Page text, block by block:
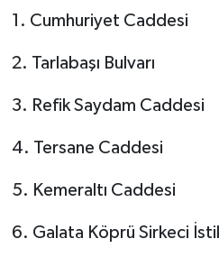
1. Cumhuriyet Caddesi
2. Tarlabaşı Bulvarı
3. Refik Saydam Caddesi
4. Tersane Caddesi
5. Kemeraltı Caddesi
6. Galata Köprü Sirkeci